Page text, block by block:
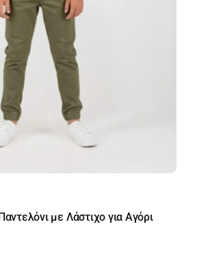
με Λάστιχο για Αγόρι